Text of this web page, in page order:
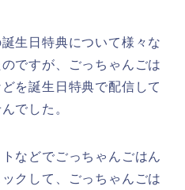
生日特典について様々な
ですが、ごっちゃんごは
を誕生日特典で配信して
でした。
などでごっちゃんごはん
クして、ごっちゃんごは